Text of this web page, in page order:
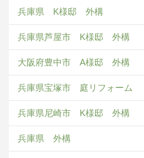
兵庫県 K様邸 外構
兵庫県芦屋市 K様邸 外構
大阪府豊中市 A様邸 外構
兵庫県宝塚市 庭リフォーム
兵庫県尼崎市 K様邸 外構
兵庫県 外構